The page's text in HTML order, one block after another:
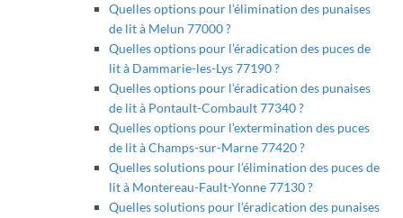
Quelles options pour l’élimination des punaises
de lit à Melun 77000 ?
Quelles options pour l’éradication des puces de
lit à Dammarie-les-Lys 77190 ?
Quelles options pour l’éradication des punaises
de lit à Pontault-Combault 77340 ?
Quelles options pour l’extermination des puces
de lit à Champs-sur-Marne 77420 ?
Quelles solutions pour l’élimination des puces de
lit à Montereau-Fault-Yonne 77130 ?
Quelles solutions pour l’éradication des punaises